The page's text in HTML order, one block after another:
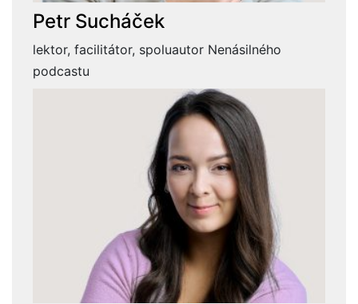
Petr Sucháček
lektor, facilitátor, spoluautor Nenásilného
podcastu